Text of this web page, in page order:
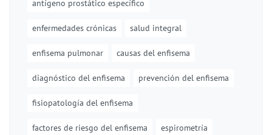
antígeno prostático específico
enfermedades crónicas salud integral
enfisema pulmonar causas del enfisema
diagnóstico del enfisema prevención del enfisema
fisiopatología del enfisema
factores de riesgo del enfisema espirometría